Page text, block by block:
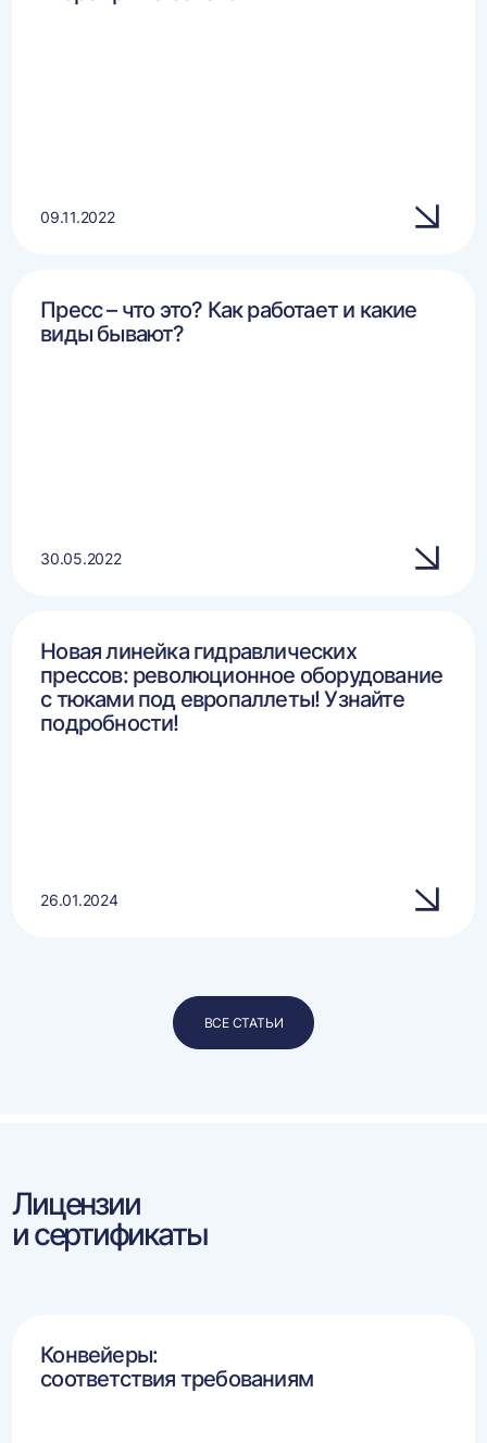
09.11.2022
Пресс – что это? Как работает и какие
виды бывают?
30.05.2022
Новая линейка гидравлических
прессов: революционное оборудование
с тюками под европаллеты! Узнайте
подробности!
26.01.2024
ВСЕ СТАТЬИ
Лицензии
и сертификаты
Конвейеры:
соответствия требованиям